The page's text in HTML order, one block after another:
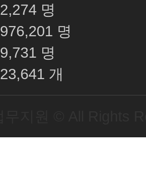
2,274 명
976,201 명
9,731 명
23,641 개